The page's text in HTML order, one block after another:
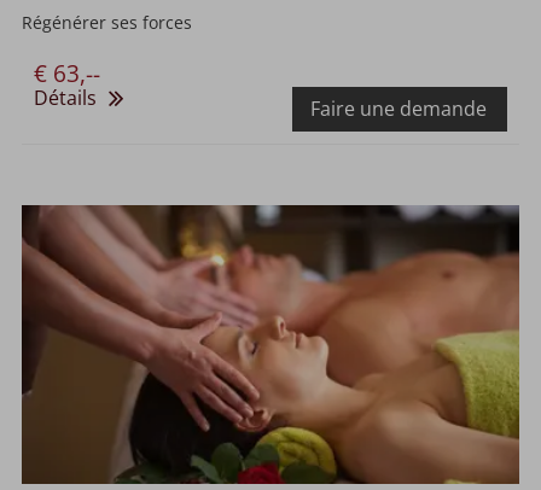
Régénérer ses forces
€ 63,--
Faire une demande
Détails